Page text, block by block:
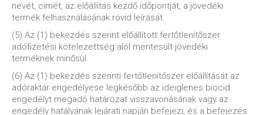
nevét, címét, az előállítás kezdő időpontját, a jövedéki
termék felhasználásának rövid leírását.
(5) Az (1) bekezdés szerint előállított fertőtlenítőszer
adófizetési kötelezettség alól mentesült jövedéki
terméknek minősül.
(6) Az (1) bekezdés szerinti fertőtlenítőszer előállítását az
adóraktár engedélyese legkésőbb az ideiglenes biocid
engedélyt megadó határozat visszavonásának vagy az
engedély hatályának lejárati napján befejezi, és a befejezés